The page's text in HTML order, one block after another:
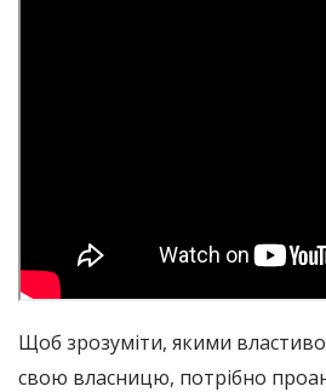
Щоб зрозуміти, якими
свою власницю, потрібно